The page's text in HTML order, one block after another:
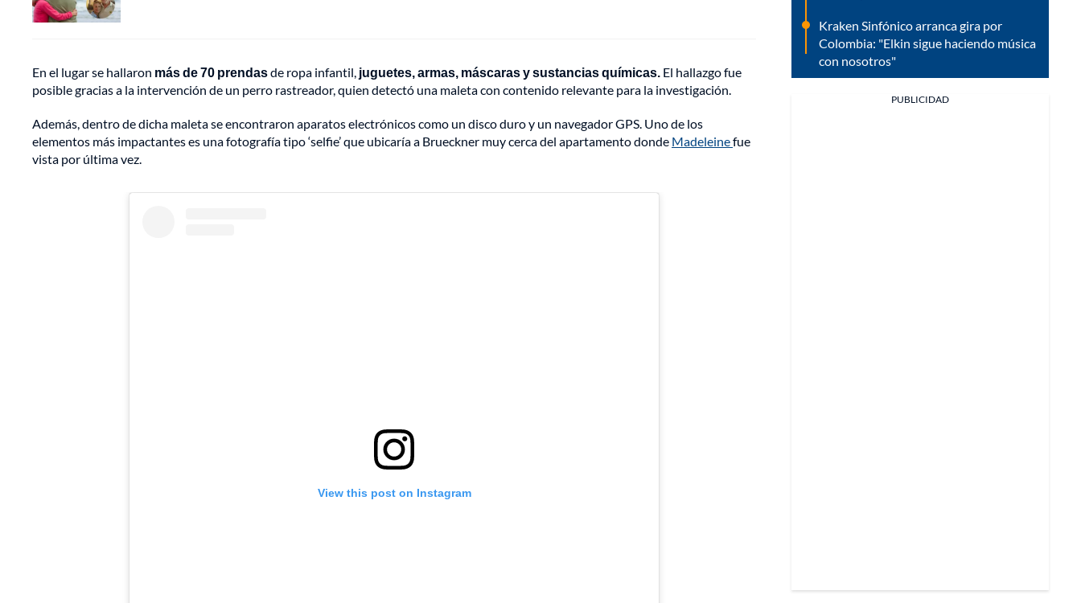
En el lugar se hallaron más de 70 prendasde ropa infantil, juguetes, armas, máscaras y sustancias químicas. El hallazgo fue
posible gracias a la intervención de un perro rastreador, quien detectó una maleta con contenido relevante para la investigación.
Además, dentro de dicha maleta se encontraron aparatos electrónicos como un disco duro y un navegador GPS. Uno de los
elementos más impactantes es una fotografía tipo ‘selfie’ que ubicaría a Brueckner muy cerca del apartamento donde Madeleinefue
vista por última vez.
View this post on Instagram
Kraken Sinfónico arranca gira por
Colombia: "Elkin sigue haciendo música
con nosotros"
PUBLICIDAD